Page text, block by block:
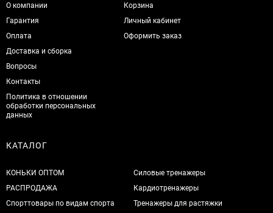
О компании
Гарантия
Оплата
Доставка и сборка
Вопросы
Контакты
Политика в отношении
обработки персональных
данных
Корзина
Личный кабинет
Оформить заказ
КАТАЛОГ
КОНЬКИ ОПТОМ
РАСПРОДАЖА
Спорттовары по видам спорта
Силовые тренажеры
Кардиотренажеры
Тренажеры для растяжки